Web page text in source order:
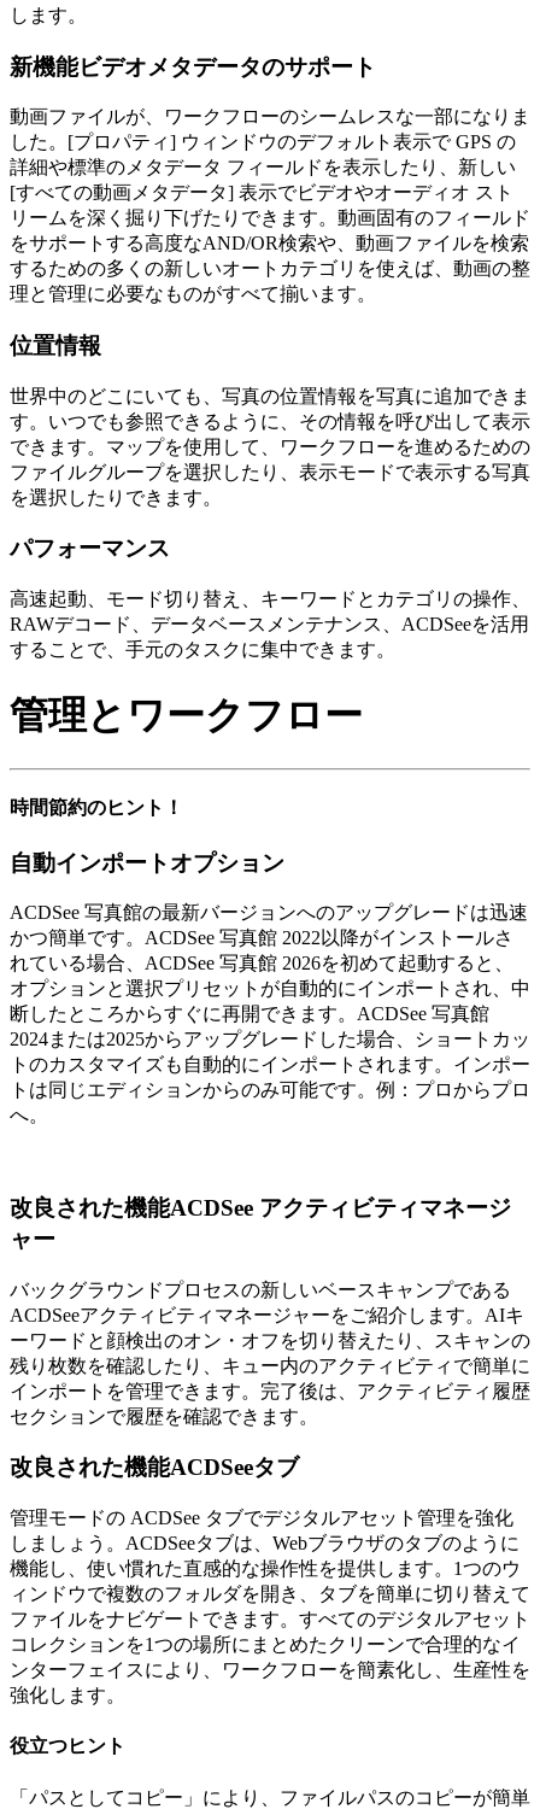
します。
新機能ビデオメタデータのサポート
動画ファイルが、ワークフローのシームレスな一部になりま
した。[プロパティ] ウィンドウのデフォルト表示で GPS の
詳細や標準のメタデータ フィールドを表示したり、新しい
[すべての動画メタデータ] 表示でビデオやオーディオ スト
リームを深く掘り下げたりできます。動画固有のフィールド
をサポートする高度なAND/OR検索や、動画ファイルを検索
するための多くの新しいオートカテゴリを使えば、動画の整
理と管理に必要なものがすべて揃います。
位置情報
世界中のどこにいても、写真の位置情報を写真に追加できま
す。いつでも参照できるように、その情報を呼び出して表示
できます。マップを使用して、ワークフローを進めるための
ファイルグループを選択したり、表示モードで表示する写真
を選択したりできます。
パフォーマンス
高速起動、モード切り替え、キーワードとカテゴリの操作、
RAWデコード、データベースメンテナンス、ACDSeeを活用
することで、手元のタスクに集中できます。
管理とワークフロー
時間節約のヒント！
自動インポートオプション
ACDSee 写真館の最新バージョンへのアップグレードは迅速
かつ簡単です。ACDSee 写真館 2022以降がインストールさ
れている場合、ACDSee 写真館 2026を初めて起動すると、
オプションと選択プリセットが自動的にインポートされ、中
断したところからすぐに再開できます。ACDSee 写真館
2024または2025からアップグレードした場合、ショートカッ
トのカスタマイズも自動的にインポートされます。インポー
トは同じエディションからのみ可能です。例：プロからプロ
へ。
改良された機能ACDSee アクティビティマネージ
ャー
バックグラウンドプロセスの新しいベースキャンプである
ACDSeeアクティビティマネージャーをご紹介します。AIキ
ーワードと顔検出のオン・オフを切り替えたり、スキャンの
残り枚数を確認したり、キュー内のアクティビティで簡単に
インポートを管理できます。完了後は、アクティビティ履歴
セクションで履歴を確認できます。
改良された機能ACDSeeタブ
管理モードの ACDSee タブでデジタルアセット管理を強化
しましょう。ACDSeeタブは、Webブラウザのタブのように
機能し、使い慣れた直感的な操作性を提供します。1つのウ
ィンドウで複数のフォルダを開き、タブを簡単に切り替えて
ファイルをナビゲートできます。すべてのデジタルアセット
コレクションを1つの場所にまとめたクリーンで合理的なイ
ンターフェイスにより、ワークフローを簡素化し、生産性を
強化します。
役立つヒント
「パスとしてコピー」により、ファイルパスのコピーが簡単